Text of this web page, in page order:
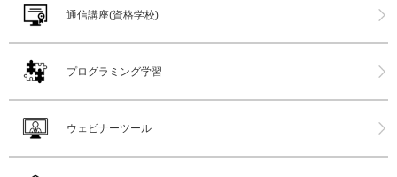
通信講座(資格学校)
プログラミング学習
ウェビナーツール